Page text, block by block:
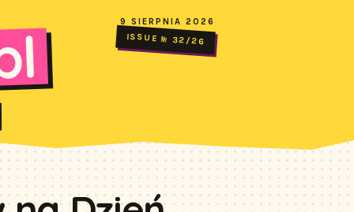
9 SIERPNIA 2026
ISSUE № 32/26